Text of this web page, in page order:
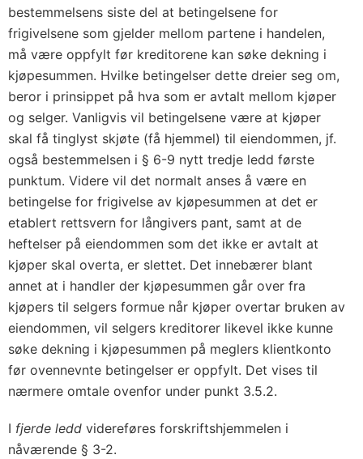
bestemmelsens siste del at betingelsene for
frigivelsene som gjelder mellom partene i handelen,
må være oppfylt før kreditorene kan søke dekning i
kjøpesummen. Hvilke betingelser dette dreier seg om,
beror i prinsippet på hva som er avtalt mellom kjøper
og selger. Vanligvis vil betingelsene være at kjøper
skal få tinglyst skjøte (få hjemmel) til eiendommen, jf.
også bestemmelsen i § 6-9 nytt tredje ledd første
punktum. Videre vil det normalt anses å være en
betingelse for frigivelse av kjøpesummen at det er
etablert rettsvern for långivers pant, samt at de
heftelser på eiendommen som det ikke er avtalt at
kjøper skal overta, er slettet. Det innebærer blant
annet at i handler der kjøpesummen går over fra
kjøpers til selgers formue når kjøper overtar bruken av
eiendommen, vil selgers kreditorer likevel ikke kunne
søke dekning i kjøpesummen på meglers klientkonto
før ovennevnte betingelser er oppfylt. Det vises til
nærmere omtale ovenfor under punkt 3.5.2.
I fjerde ledd videreføres forskriftshjemmelen i
nåværende § 3-2.